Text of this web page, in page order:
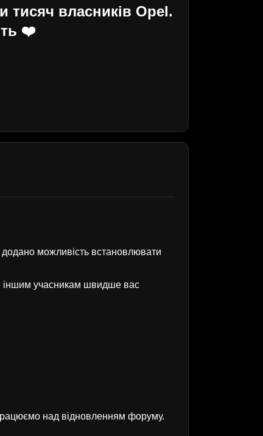
власників Opel.
❤️
можливість встановлювати
іншим учасникам швидше вас
над відновленням форуму.